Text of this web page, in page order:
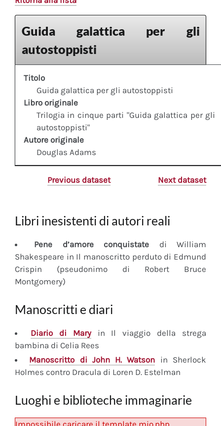
Guida galattica per gli
autostoppisti
Titolo
Guida galattica per gli autostoppisti
Libro originale
Trilogia in cinque parti "Guida galattica per gli
autostoppisti"
Autore originale
Douglas Adams
Previous dataset Next dataset
Libri inesistenti di autori reali
Pene d’amore conquistate di William
Shakespeare in Il manoscritto perduto di Edmund
Crispin (pseudonimo di Robert Bruce
Montgomery)
Manoscritti e diari
Diariodi Maryin Il viaggio della strega
bambina di Celia Rees
Manoscritto di John H. Watson in Sherlock
Holmes contro Dracula di Loren D. Estelman
Luoghi e biblioteche immaginarie
Impossibile caricare il template mio.php